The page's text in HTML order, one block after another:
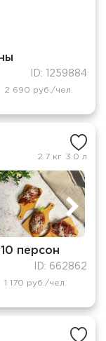
ID: 1259884
2 690 руб./чел.
2.7 кг 3.0 л
персон
ID: 662862
1 170 руб./чел.